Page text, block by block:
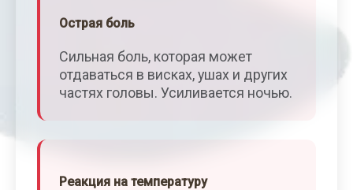
Острая боль
Сильная боль, которая может
отдаваться в висках, ушах и других
частях головы. Усиливается ночью.
Реакция на температуру